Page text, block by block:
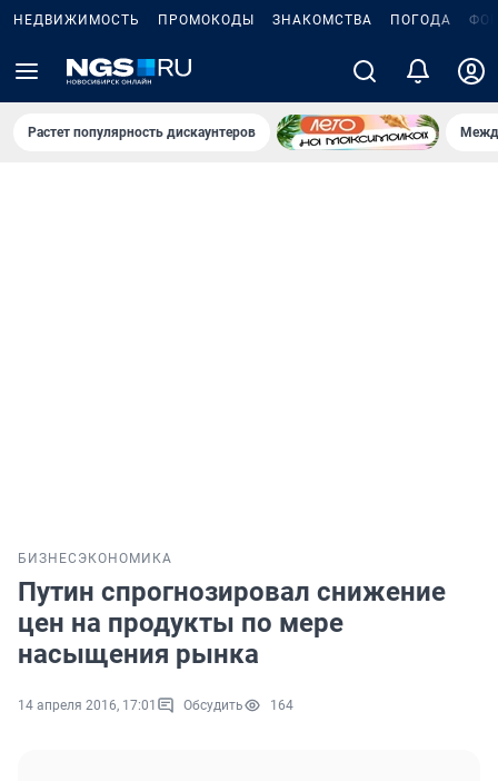
НЕДВИЖИМОСТЬ ПРОМОКОДЫ ЗНАКОМСТВА ПОГОДА
Растет популярность дискаунтеров
БИЗНЕС ЭКОНОМИКА
Путин спрогнозировал снижение
цен на продукты по мере
насыщения рынка
14 апреля 2016, 17:01 Обсудить 164